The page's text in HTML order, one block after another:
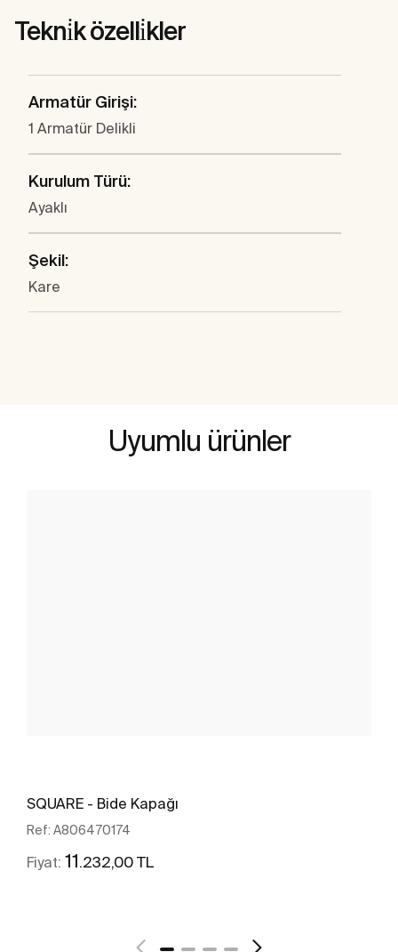
Tekni̇k özelli̇kler
Armatür Girişi:
1 Armatür Delikli
Kurulum Türü:
Ayaklı
Şekil:
Kare
Uyumlu ürünler
SQUARE - Bide Kapağı
Ref: A806470174
Fiyat: 11.232,00 TL